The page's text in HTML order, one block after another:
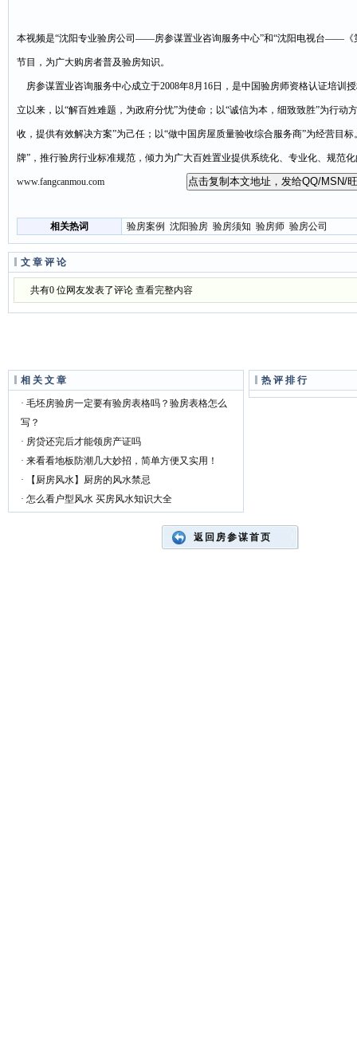
本视频是“沈阳专业验房公司——房参谋置业咨询服务中心”和“沈阳电视台——《
节目，为广大购房者普及验房知识。
房参谋置业咨询服务中心成立于2008年8月16日，是中国验房师资格认证培训
立以来，以“解百姓难题，为政府分忧”为使命；以“诚信为本，细致致胜”为行动
收，提供有效解决方案”为己任；以“做中国房屋质量验收综合服务商”为经营目
牌”，推行验房行业标准规范，倾力为广大百姓置业提供系统化、专业化、规范
www.fangcanmou.com
相关热词 验房案例 沈阳验房 验房须知 验房师 验房公司
相关文章
· 毛坯房验房一定要有验房表格吗？验房表格怎么
写？
· 房贷还完后才能领房产证吗
· 来看看地板防潮几大妙招，简单方便又实用！
· 【厨房风水】厨房的风水禁忌
· 怎么看户型风水 买房风水知识大全
热评排行
返回房参谋首页